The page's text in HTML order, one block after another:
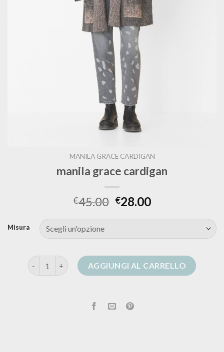
MANILA GRACE CARDIGAN
manila grace cardigan
€45.00 €28.00
Misura
manila grace cardigan quantitàAGGIUNGI AL CARRELLO